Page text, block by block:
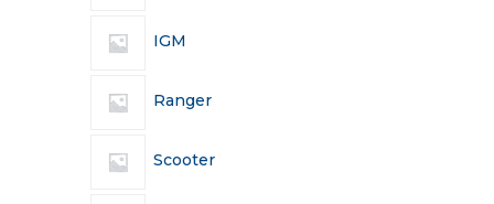
IGM
Ranger
Scooter